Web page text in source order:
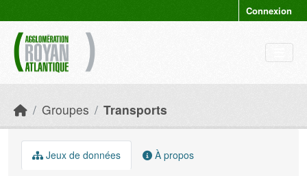
Connexion
Groupes Transports
Jeux de données À propos